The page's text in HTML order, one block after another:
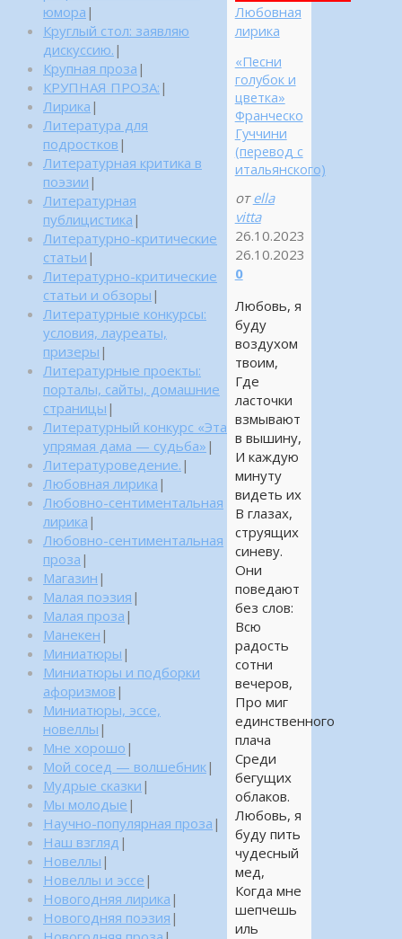
Любовная
лирика
«Песни
голубок и
цветка»
Франческо
Гуччини
(перевод с
итальянского)
от ella
vitta
26.10.2023
26.10.2023
0
Любовь, я
буду
воздухом
твоим,
Где
ласточки
взмывают
в вышину,
И каждую
минуту
видеть их
В глазах,
струящих
синеву.
Они
поведают
без слов:
Всю
радость
сотни
вечеров,
Про миг
единственного
плача
Среди
бегущих
облаков.
Любовь, я
буду пить
чудесный
мед,
Когда мне
шепчешь
иль
юмора |
Круглый стол: заявляю
дискуссию. |
Крупная проза |
КРУПНАЯ ПРОЗА: |
Лирика |
Литература для
подростков |
Литературная критика в
поэзии |
Литературная
публицистика |
Литературно-критические
статьи |
Литературно-критические
статьи и обзоры |
Литературные конкурсы:
условия, лауреаты,
призеры |
Литературные проекты:
порталы, сайты, домашние
страницы |
Литературный конкурс «Эта
упрямая дама — судьба» |
Литературоведение. |
Любовная лирика |
Любовно-сентиментальная
лирика |
Любовно-сентиментальная
проза |
Магазин |
Малая поэзия |
Малая проза |
Манекен |
Миниатюры |
Миниатюры и подборки
афоризмов |
Миниатюры, эссе,
новеллы |
Мне хорошо |
Мой сосед — волшебник|
Мудрые сказки |
Мы молодые |
Научно-популярная проза |
Наш взгляд |
Новеллы |
Новеллы и эссе |
Новогодняя лирика |
Новогодняя поэзия |